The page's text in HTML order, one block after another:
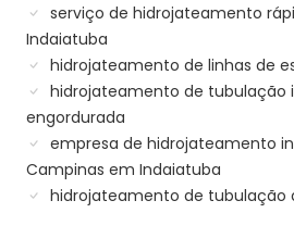
serviço de hidrojateamento
Indaiatuba
hidrojateamento de linhas de
hidrojateamento de tubulação
engordurada
empresa de hidrojateamento
Campinas em Indaiatuba
hidrojateamento de tubulação